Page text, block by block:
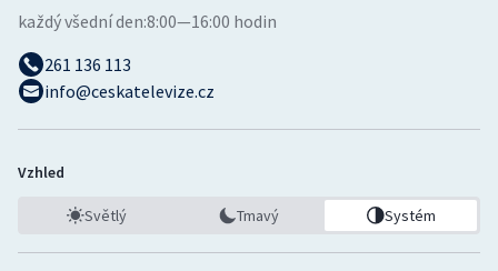
Ostatní
každý všední den:8:00—16:00 hodin
261 136 113
info@ceskatelevize.cz
Vzhled
Světlý Tmavý Systém